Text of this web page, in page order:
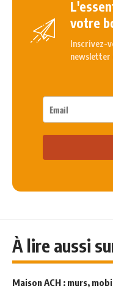
votre
Inscrivez-
newsletter
À lire aussi
Maison ACH : murs,